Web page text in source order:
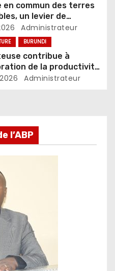
en commun des terres
un levier de
du secteur
Administrateur
BURUNDI
contribue à
de la productivité
des pertes
Administrateur
l’ABP